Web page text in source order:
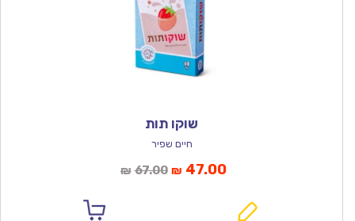
שוקו תות
חיים שפיר
₪ 67.00המחיר
₪ 47.00המחיר
הוא: